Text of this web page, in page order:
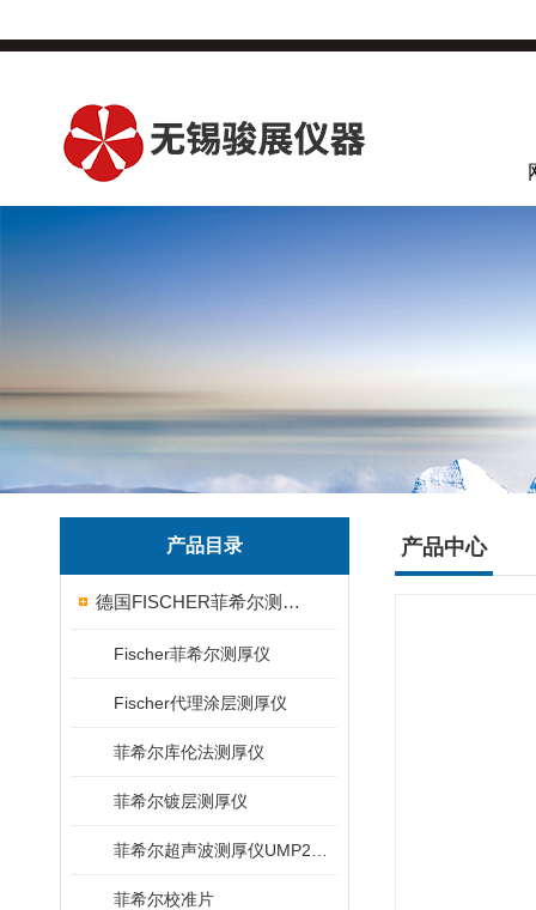
产品目录
德国FISCHER菲希尔测厚仪
Fischer菲希尔测厚仪
Fischer代理涂层测厚仪
菲希尔库伦法测厚仪
菲希尔镀层测厚仪
菲希尔校准片
产品中心